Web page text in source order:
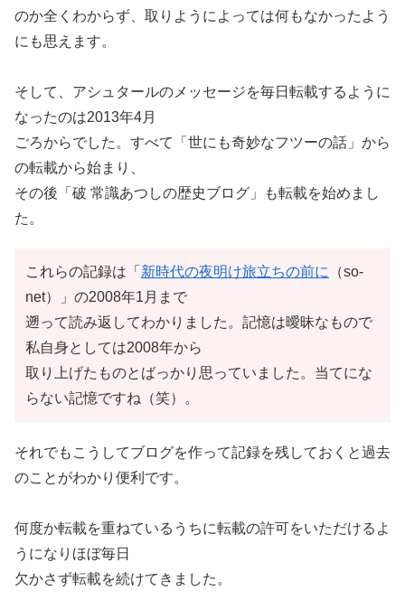
のか全くわからず、取りようによっては何もなかったよう
にも思えます。
そして、アシュタールのメッセージを毎日転載するように
なったのは2013年4月
ごろからでした。すべて「世にも奇妙なフツーの話」から
の転載から始まり、
その後「破 常識あつしの歴史ブログ」も転載を始めまし
た。
これらの記録は「 新時代の夜明け旅立ちの前に
（so-
net）」の2008年1月まで
遡って読み返してわかりました。記憶は曖昧なもので
私自身としては2008年から
取り上げたものとばっかり思っていました。当てにな
らない記憶ですね（笑）。
それでもこうしてブログを作って記録を残しておくと過去
のことがわかり便利です。
何度か転載を重ねているうちに転載の許可をいただけるよ
うになりほぼ毎日
欠かさず転載を続けてきました。